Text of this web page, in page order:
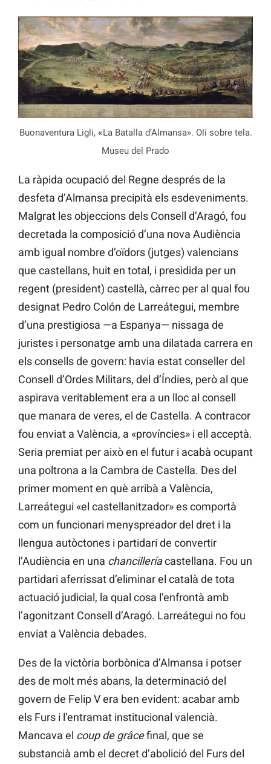
Buonaventura Ligli, «La Batalla d’Almansa». Oli sobre tela.
Museu del Prado
La ràpida ocupació del Regne després de la
desfeta d’Almansa precipità els esdeveniments.
Malgrat les objeccions dels Consell d’Aragó, fou
decretada la composició d’una nova Audiència
amb igual nombre d’oïdors (jutges) valencians
que castellans, huit en total, i presidida per un
regent (president) castellà, càrrec per al qual fou
designat Pedro Colón de Larreátegui, membre
d’una prestigiosa —a Espanya— nissaga de
juristes i personatge amb una dilatada carrera en
els consells de govern: havia estat conseller del
Consell d’Ordes Militars, del d’Índies, però al que
aspirava veritablement era a un lloc al consell
que manara de veres, el de Castella. A contracor
fou enviat a València, a «províncies» i ell acceptà.
Seria premiat per això en el futur i acabà ocupant
una poltrona a la Cambra de Castella. Des del
primer moment en què arribà a València,
Larreátegui «el castellanitzador» es comportà
com un funcionari menyspreador del dret i la
llengua autòctones i partidari de convertir
l’Audiència en una chancilleríacastellana. Fou un
partidari aferrissat d’eliminar el català de tota
actuació judicial, la qual cosa l’enfrontà amb
l’agonitzant Consell d’Aragó. Larreátegui no fou
enviat a València debades.
Des de la victòria borbònica d’Almansa i potser
des de molt més abans, la determinació del
govern de Felip V era ben evident: acabar amb
els Furs i l’entramat institucional valencià.
Mancava el coup de grâcefinal, que se
substancià amb el decret d’abolició del Furs del